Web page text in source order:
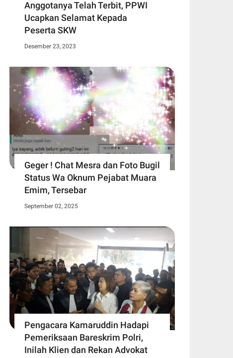
Anggotanya Telah Terbit, PPWI
Ucapkan Selamat Kepada
Peserta SKW
Desember 23, 2023
Geger ! Chat Mesra dan Foto Bugil
Status Wa Oknum Pejabat Muara
Emim, Tersebar
September 02, 2025
Pengacara Kamaruddin Hadapi
Pemeriksaan Bareskrim Polri,
Inilah Klien dan Rekan Advokat